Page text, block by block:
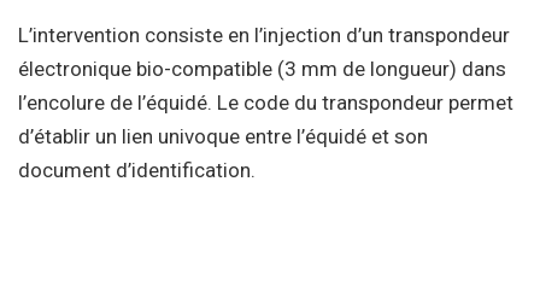
L’intervention consiste en l’injection d’un transpondeur
électronique bio-compatible (3 mm de longueur) dans
l’encolure de l’équidé. Le code du transpondeur permet
d’établir un lien univoque entre l’équidé et son
document d’identification.